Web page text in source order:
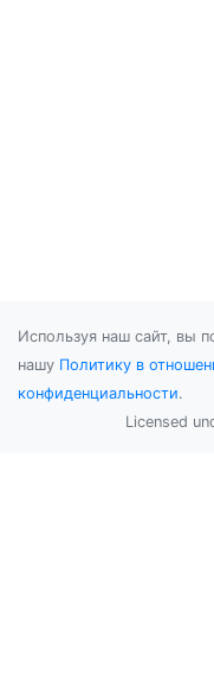
Используя наш сайт, вы
нашу Политику в
конфиденциальности.
Licensed